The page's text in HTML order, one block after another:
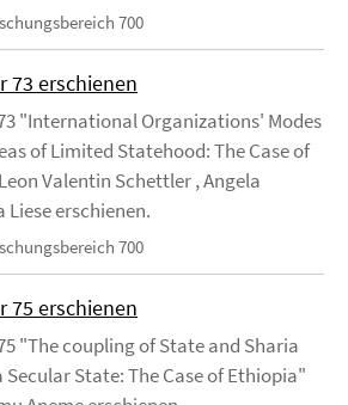
700
73 erschienen
"International Organizations' Modes
of Limited Statehood: The Case of
Valentin Schettler , Angela
Liese erschienen.
700
75 erschienen
"The coupling of State and Sharia
State: The Case of Ethiopia"